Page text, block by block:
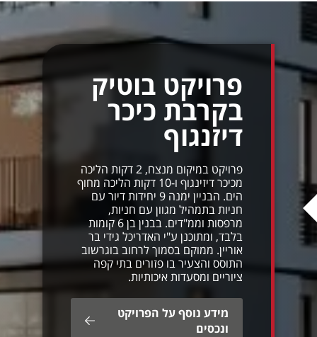
פרויקט בוטיק
בקרבת כיכר
דיזנגוף
פרויקט במיקום מנצח, 2 דקות הליכה
מכיכר דיזינגוף ו-10 דקות הליכה מחוף
הים. הבניין ימנה 9 יחידות דיור עם
חניות בתמהיל מגוון עם חניות,
מרפסות וממ"דים. בבנין בן 6 קומות
בלבד, ומתוכנן ע"י האדריכל גידי בר
אוריין. ממוקם בסמוך לרחוב בוגרשוב
התוסס והצעיר בו פזורים בתי קפה
ציוריים ומסעדות איכותיות.
מידע נוסף על הפרויקט
ונכסים